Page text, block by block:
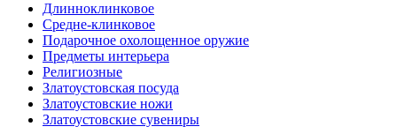
Длинноклинковое
Средне-клинковое
Подарочное охолощенное оружие
Предметы интерьера
Религиозные
Златоустовская посуда
Златоустовские ножи
Златоустовские сувениры